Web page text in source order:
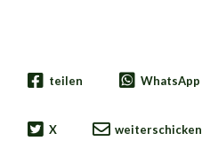
teilen WhatsApp
X weiterschicken